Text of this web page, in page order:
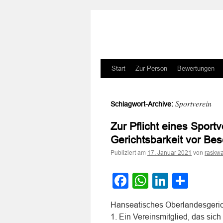
Zum
springen
Start Zur Person Bewertungen
Schlagwort-Archive: Sportverein
Zur Pflicht eines
Gerichtsbarkeit vor
Publiziert am 17. Januar 2021 von
Facebook
WhatsApp
LinkedIn
Hanseatisches
1. Ein Vereinsmitglied, das